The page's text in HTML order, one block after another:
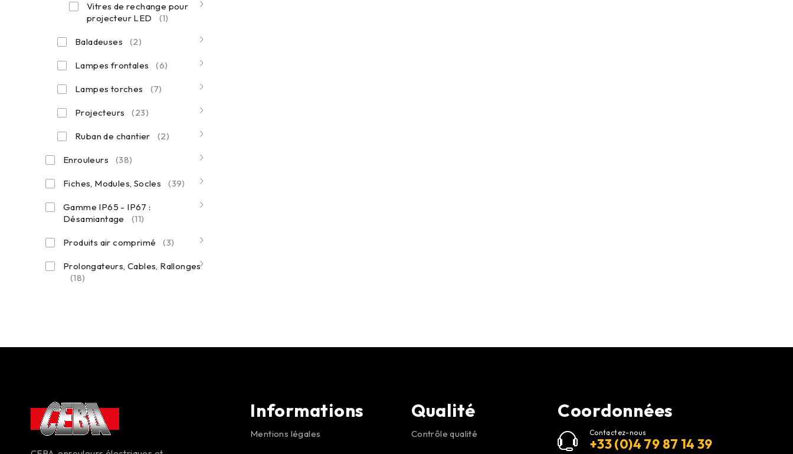
Vitres de rechange pour
projecteur LED
(1)
Baladeuses (2)
Lampes frontales (6)
Lampes torches (7)
Projecteurs (23)
Ruban de chantier (2)
Enrouleurs (38)
Fiches, Modules, Socles (39)
Gamme IP65 - IP67 :
Désamiantage
(11)
Produits air comprimé (3)
Prolongateurs, Cables, Rallonges
(18)
Informations
Mentions légales
Qualité
Contrôle qualité
Coordonnées
Contactez-nous
+33 (0)4 79 87 14 39